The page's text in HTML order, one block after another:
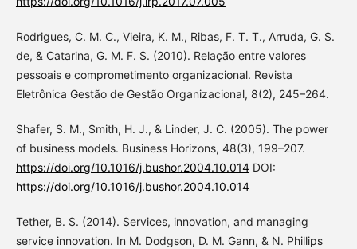
Rodrigues, C. M. C., Vieira, K. M., Ribas, F. T. T., Arruda, G. S.
de, & Catarina, G. M. F. S. (2010). Relação entre valores
pessoais e comprometimento organizacional. Revista
Eletrônica Gestão de Gestão Organizacional, 8(2), 245–264.
Shafer, S. M., Smith, H. J., & Linder, J. C. (2005). The power
of business models. Business Horizons, 48(3), 199–207.
https://doi.org/10.1016/j.bushor.2004.10.014DOI:
https://doi.org/10.1016/j.bushor.2004.10.014
Tether, B. S. (2014). Services, innovation, and managing
service innovation. In M. Dodgson, D. M. Gann, & N. Phillips